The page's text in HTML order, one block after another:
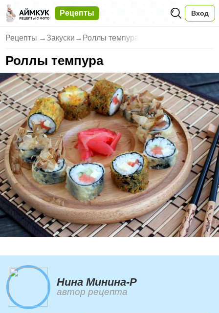
Рецепты Вход
Рецепты → Закуски → Роллы темпура
Роллы темпура
Нина Минина-Р
автор рецепта